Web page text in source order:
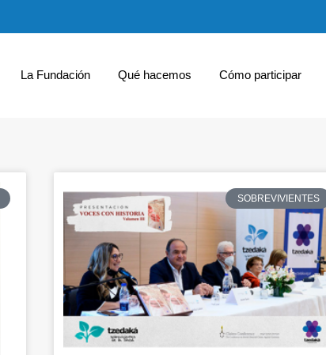
La Fundación Qué hacemos Cómo participar
SOBREVIVIENTES